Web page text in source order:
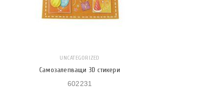
UNCATEGORIZED
Самозалепващи 3D стикери
602231